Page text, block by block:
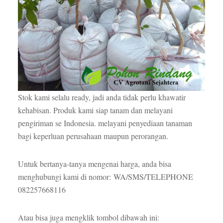
Stok kami selalu ready, jadi anda tidak perlu khawatir
kehabisan. Produk kami siap tanam dan melayani
pengiriman se Indonesia. melayani penyediaan tanaman
bagi keperluan perusahaan maupun perorangan.
Untuk bertanya-tanya mengenai harga, anda bisa
menghubungi kami di nomor: WA/SMS/TELEPHONE
082257668116
Atau bisa juga mengklik tombol dibawah ini: